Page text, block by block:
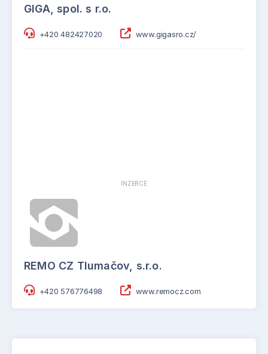
GIGA, spol. s r.o.
+420 482427020 www.gigasro.cz/
INZERCE
REMO CZ Tlumačov, s.r.o.
+420 576776498 www.remocz.com